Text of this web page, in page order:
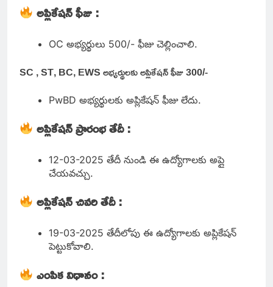
అప్లికేషన్ ఫీజు :
OC అభ్యర్థులు 500/- ఫీజు చెల్లించాలి.
SC , ST, BC, EWS అభ్యర్థులకు అప్లికేషన్ ఫీజు 300/-
PwBD అభ్యర్థులకు అప్లికేషన్ ఫీజు లేదు.
అప్లికేషన్ ప్రారంభ తేదీ :
12-03-2025 తేదీ నుండి ఈ ఉద్యోగాలకు అప్లై
చేయవచ్చు.
అప్లికేషన్ చివరి తేదీ :
19-03-2025 తేదీలోపు ఈ ఉద్యోగాలకు అప్లికేషన్
పెట్టుకోవాలి.
ఎంపిక విధానం :